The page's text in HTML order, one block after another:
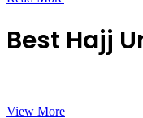
Best Hajj
View More